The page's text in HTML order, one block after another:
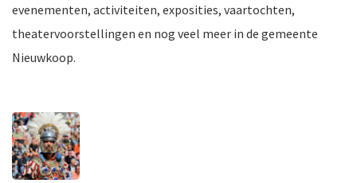
evenementen, activiteiten, exposities, vaartochten,
theatervoorstellingen en nog veel meer in de gemeente
Nieuwkoop.